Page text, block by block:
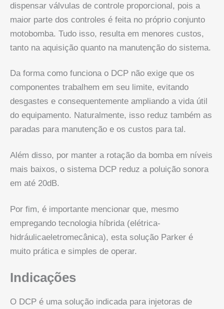
dispensar válvulas de controle proporcional, pois a
maior parte dos controles é feita no próprio conjunto
motobomba. Tudo isso, resulta em menores custos,
tanto na aquisição quanto na manutenção do sistema.
Da forma como funciona o DCP não exige que os
componentes trabalhem em seu limite, evitando
desgastes e consequentemente ampliando a vida útil
do equipamento. Naturalmente, isso reduz também as
paradas para manutenção e os custos para tal.
Além disso, por manter a rotação da bomba em níveis
mais baixos, o sistema DCP reduz a poluição sonora
em até 20dB.
Por fim, é importante mencionar que, mesmo
empregando tecnologia híbrida (elétrica-
hidráulicaeletromecânica), esta solução Parker é
muito prática e simples de operar.
Indicações
O DCP é uma solução indicada para injetoras de